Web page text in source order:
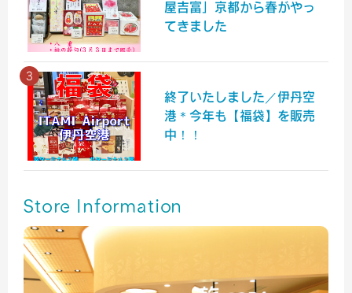
屋吉富」京都から春がやっ
てきました
終了いたしました／伊丹空
港＊今年も【福袋】を販売
中！！
Store Information